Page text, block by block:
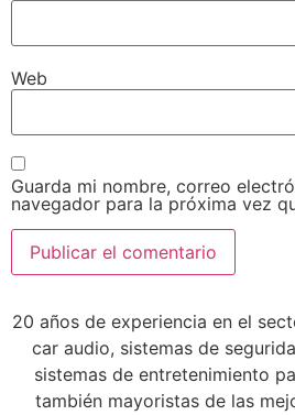
Web
Guarda mi nombre, correo
navegador para la próxima vez
20 años de experiencia en el
car audio, sistemas de
sistemas de entretenimiento
también mayoristas de las